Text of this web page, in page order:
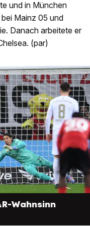
und in München
Mainz 05 und
Danach arbeitete er
(par)
Wahnsinn